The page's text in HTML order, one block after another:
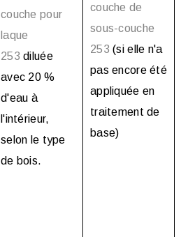
couche pour
laque
253 diluée
avec 20 %
d'eau à
l'intérieur,
selon le type
de bois.
couche de
sous-couche
253 (si elle n'a
pas encore été
appliquée en
traitement de
base)